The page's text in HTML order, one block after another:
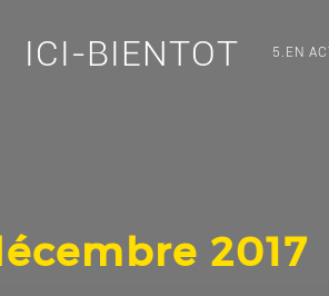
ICI-BIENTOT 5.EN
2017